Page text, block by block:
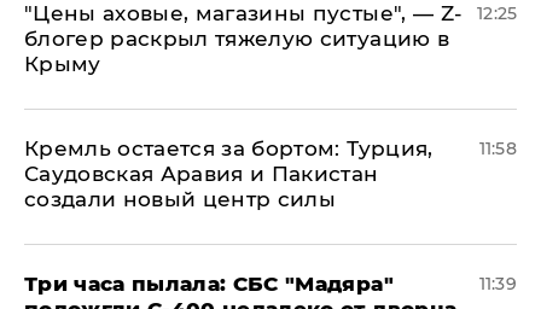
​"Цены аховые, магазины пустые", — Z-
блогер раскрыл тяжелую ситуацию в
Крыму
12:25
​Кремль остается за бортом: Турция,
Саудовская Аравия и Пакистан
создали новый центр силы
11:58
Три часа пылала: СБС "Мадяра"
11:39